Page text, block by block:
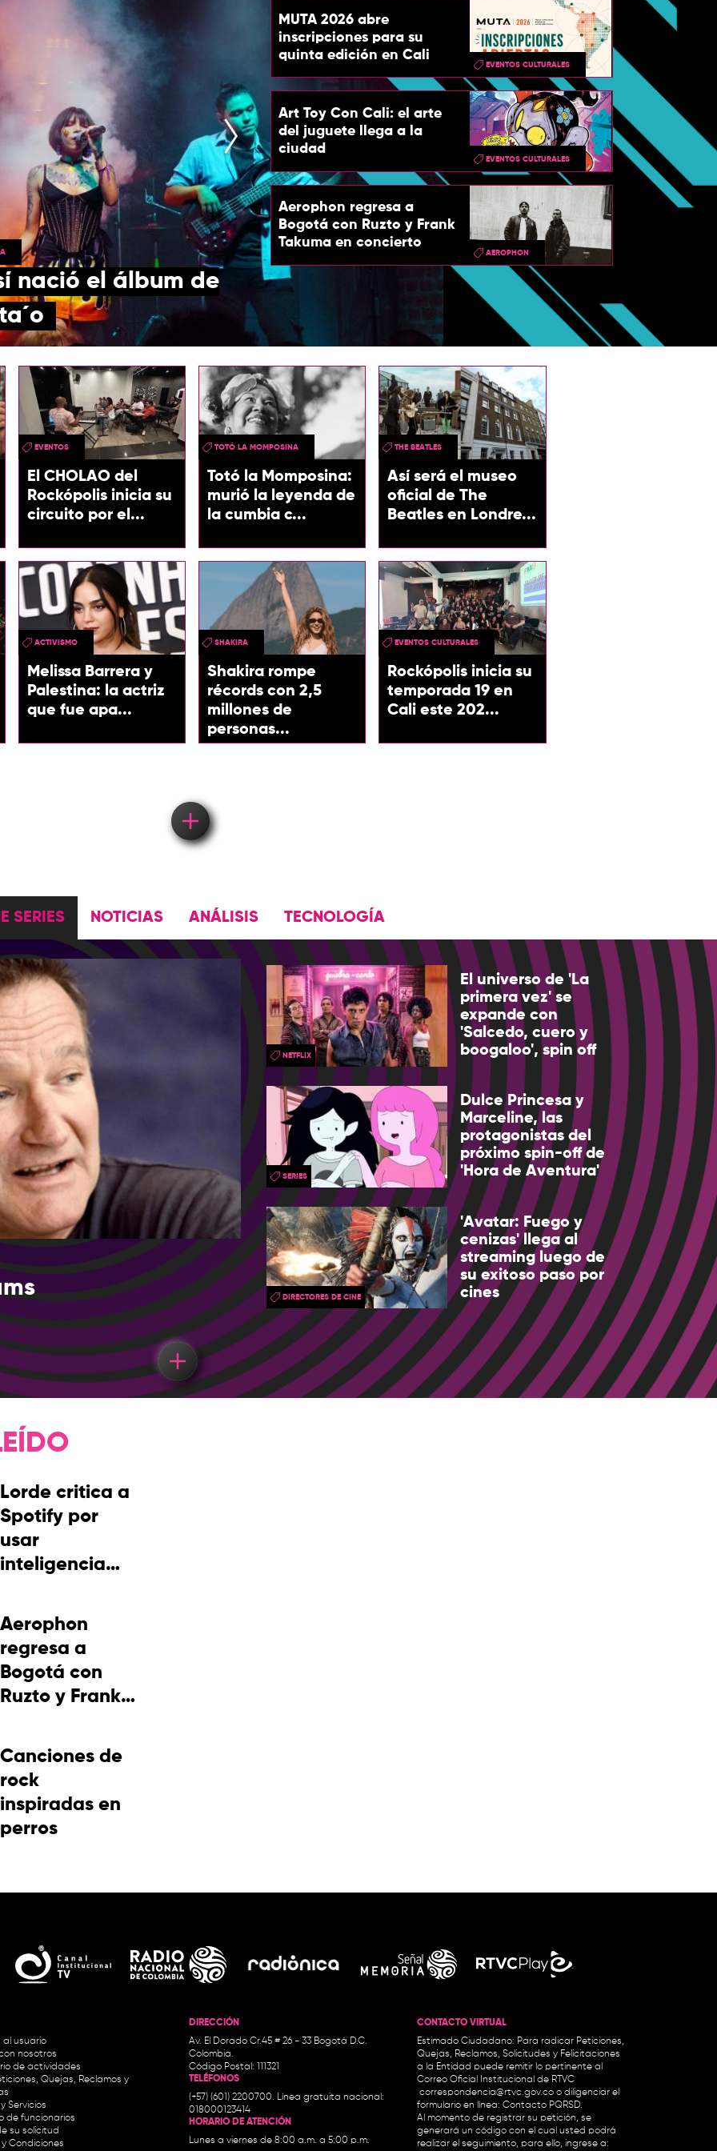
nació el álbum de
Canciones
MUTA 2026 abre
inscripciones para su
quinta edición en Cali
EVENTOS CULTURALES
Art Toy Con Cali: el arte
del juguete llega a la
ciudad
EVENTOS CULTURALES
Aerophon regresa a
Bogotá con Ruzto y Frank
Takuma en concierto
AEROPHON
El CHOLAO del
Rockópolis inicia su
circuito por el...
EVENTOS
Totó la Momposina:
murió la leyenda de
la cumbia c...
TOTÓ LA MOMPOSINA
Así será el museo
oficial de The
Beatles en Londre...
THE BEATLES
Melissa Barrera y
Palestina: la actriz
que fue apa...
ACTIVISMO
Shakira rompe
récords con 2,5
millones de
personas...
SHAKIRA
Rockópolis inicia su
temporada 19 en
Cali este 202...
EVENTOS CULTURALES
Load More
SERIES NOTICIAS ANÁLISIS TECNOLOGÍA
El universo de 'La
primera vez' se
expande con
'Salcedo, cuero y
boogaloo', spin off
NETFLIX
Dulce Princesa y
Marceline, las
protagonistas del
próximo spin-off de
'Hora de Aventura'
SERIES
'Avatar: Fuego y
cenizas' llega al
streaming luego de
su exitoso paso por
cines
DIRECTORES DE CINE
Lorde critica a
Spotify por
usar
inteligencia
explicar el
significado de
las canciones
Aerophon
regresa a
Bogotá con
Ruzto y Frank
concierto
Canciones de
rock
inspiradas en
perros
al usuario
nosotros
de actividades
Quejas, Reclamos y
Servicios
de funcionarios
su solicitud
y Condiciones
DIRECCIÓN
Av. El Dorado Cr.45 # 26 - 33 Bogotá D.C.
Colombia.
Código Postal: 111321
TELÉFONOS
(+57) (601) 2200700. Línea gratuita nacional:
018000123414
HORARIO DE ATENCIÓN
Lunes a viernes de 8:00 a.m. a 5:00 p.m.
CONTACTO VIRTUAL
Estimado Ciudadano: Para radicar Peticiones,
Quejas, Reclamos, Solicitudes y Felicitaciones
a la Entidad puede remitir lo pertinente al
Correo Oficial Institucional de RTVC
correspondencia@rtvc.gov.co o diligenciar el
formulario en línea: Contacto PQRSD.
Al momento de registrar su petición, se
generará un código con el cual usted podrá
realizar el seguimiento, para ello, ingrese a: